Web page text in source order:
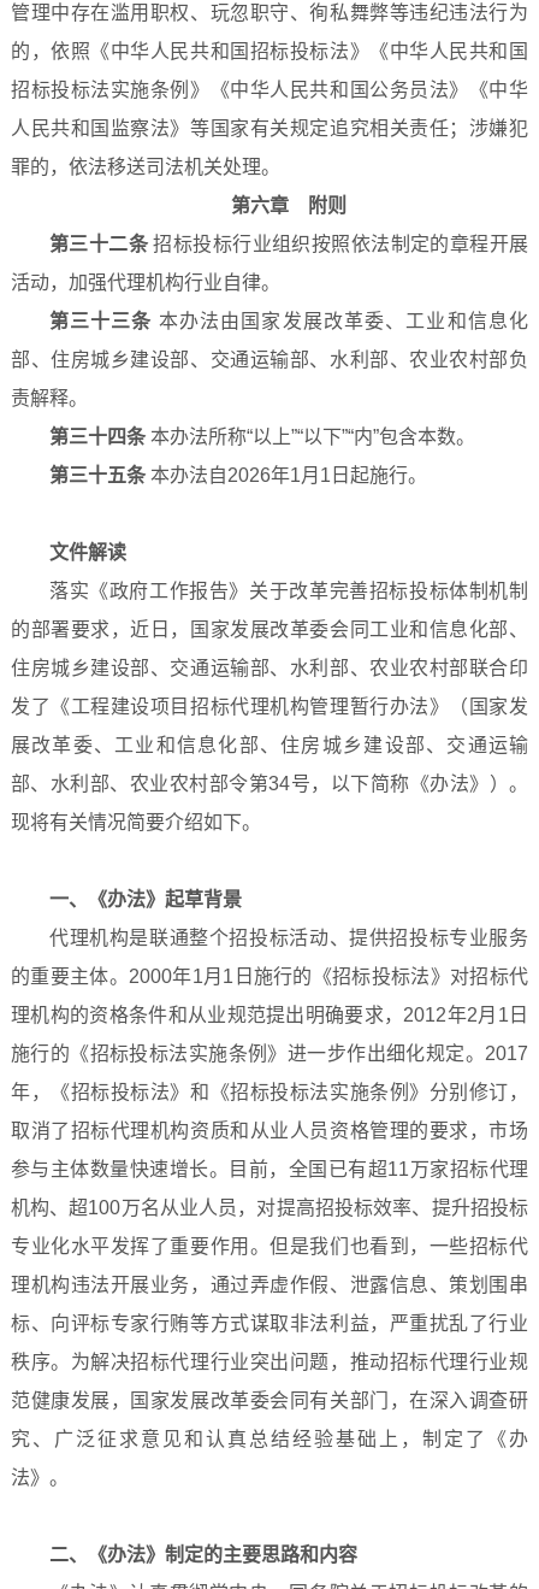
管理中存在滥用职权、玩忽职守、徇私舞弊等违纪违法行为
的，依照《中华人民共和国招标投标法》《中华人民共和国
招标投标法实施条例》《中华人民共和国公务员法》《中华
人民共和国监察法》等国家有关规定追究相关责任；涉嫌犯
罪的，依法移送司法机关处理。
第六章 附则
第三十二条 招标投标行业组织按照依法制定的章程开展
活动，加强代理机构行业自律。
第三十三条 本办法由国家发展改革委、工业和信息化
部、住房城乡建设部、交通运输部、水利部、农业农村部负
责解释。
第三十四条本办法所称“以上”“以下”“内”包含本数。
第三十五条本办法自2026年1月1日起施行。
文件解读
落实《政府工作报告》关于改革完善招标投标体制机制
的部署要求，近日，国家发展改革委会同工业和信息化部、
住房城乡建设部、交通运输部、水利部、农业农村部联合印
发了《工程建设项目招标代理机构管理暂行办法》（国家发
展改革委、工业和信息化部、住房城乡建设部、交通运输
部、水利部、农业农村部令第34号，以下简称《办法》）。
现将有关情况简要介绍如下。
一、《办法》起草背景
代理机构是联通整个招投标活动、提供招投标专业服务
的重要主体。2000年1月1日施行的《招标投标法》对招标代
理机构的资格条件和从业规范提出明确要求，2012年2月1日
施行的《招标投标法实施条例》进一步作出细化规定。2017
年，《招标投标法》和《招标投标法实施条例》分别修订，
取消了招标代理机构资质和从业人员资格管理的要求，市场
参与主体数量快速增长。目前，全国已有超11万家招标代理
机构、超100万名从业人员，对提高招投标效率、提升招投标
专业化水平发挥了重要作用。但是我们也看到，一些招标代
理机构违法开展业务，通过弄虚作假、泄露信息、策划围串
标、向评标专家行贿等方式谋取非法利益，严重扰乱了行业
秩序。为解决招标代理行业突出问题，推动招标代理行业规
范健康发展，国家发展改革委会同有关部门，在深入调查研
究、广泛征求意见和认真总结经验基础上，制定了《办
法》。
二、《办法》制定的主要思路和内容